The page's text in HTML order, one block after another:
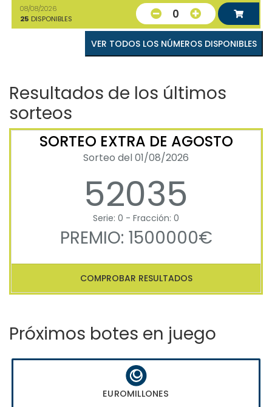
08/08/2026
25 DISPONIBLES 0
VER TODOS LOS NÚMEROS DISPONIBLES
Resultados de los últimos
sorteos
SORTEO EXTRA DE AGOSTO
Sorteo del 01/08/2026
52035
Serie: 0 - Fracción: 0
PREMIO: 1500000€
COMPROBAR RESULTADOS
Próximos botes en juego
EUROMILLONES